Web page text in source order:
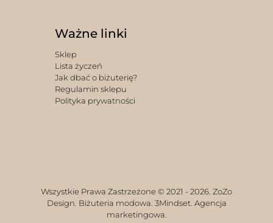
Ważne linki
Sklep
Lista życzeń
Jak dbać o biżuterię?
Regulamin sklepu
Polityka prywatności
Wszystkie Prawa Zastrzeżone © 2021 - 2026. ZoZo
Design. Biżuteria modowa. 3Mindset. Agencja
marketingowa.